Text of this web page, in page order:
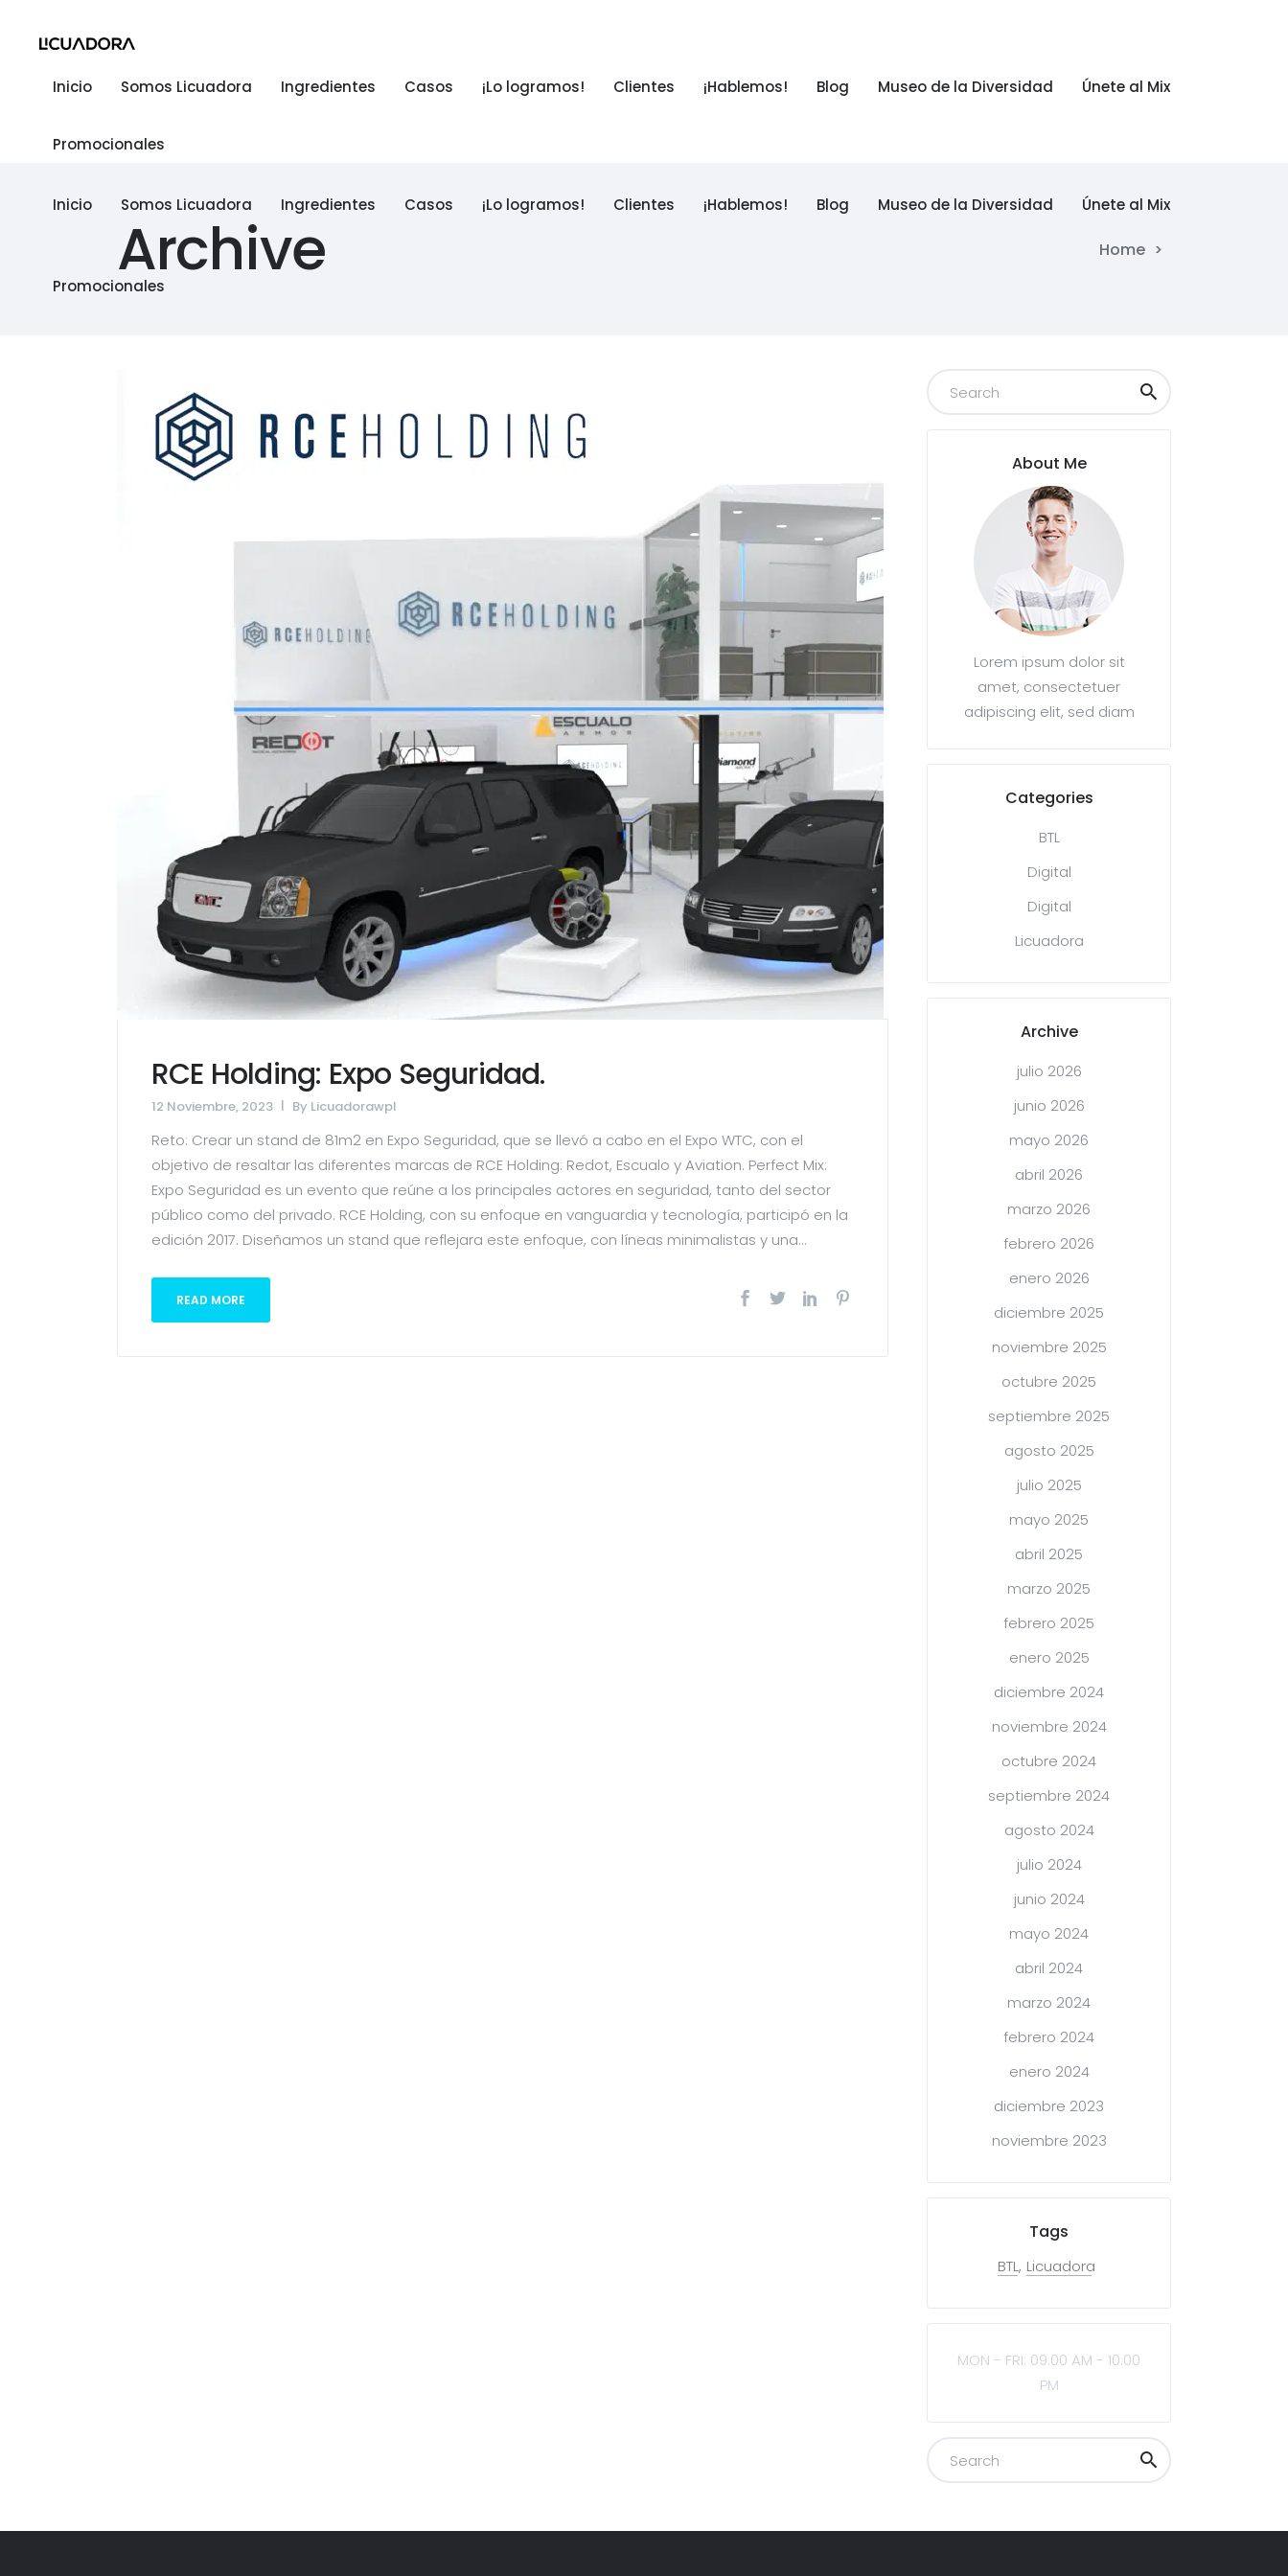
Inicio Somos Licuadora Ingredientes Casos ¡Lo logramos! Clientes ¡Hablemos! Blog Museo de la Diversidad Únete al Mix
Promocionales
Inicio Somos Licuadora Ingredientes Casos ¡Lo logramos! Clientes ¡Hablemos! Blog Museo de la Diversidad Únete al Mix
Promocionales
Archive Home >
RCE Holding: Expo Seguridad.
12 Noviembre, 2023 By Licuadorawpl
Reto: Crear un stand de 81m2 en Expo Seguridad, que se llevó a cabo en el Expo WTC, con el
objetivo de resaltar las diferentes marcas de RCE Holding: Redot, Escualo y Aviation. Perfect Mix:
Expo Seguridad es un evento que reúne a los principales actores en seguridad, tanto del sector
público como del privado. RCE Holding, con su enfoque en vanguardia y tecnología, participó en la
edición 2017. Diseñamos un stand que reflejara este enfoque, con líneas minimalistas y una...
READ MORE
About Me
Lorem ipsum dolor sit
amet, consectetuer
adipiscing elit, sed diam
Categories
BTL
Digital
Digital
Licuadora
Archive
julio 2026
junio 2026
mayo 2026
abril 2026
marzo 2026
febrero 2026
enero 2026
diciembre 2025
noviembre 2025
octubre 2025
septiembre 2025
agosto 2025
julio 2025
mayo 2025
abril 2025
marzo 2025
febrero 2025
enero 2025
diciembre 2024
noviembre 2024
octubre 2024
septiembre 2024
agosto 2024
julio 2024
junio 2024
mayo 2024
abril 2024
marzo 2024
febrero 2024
enero 2024
diciembre 2023
noviembre 2023
Tags
BTL Licuadora
MON - FRI: 09:00 AM - 10:00
PM